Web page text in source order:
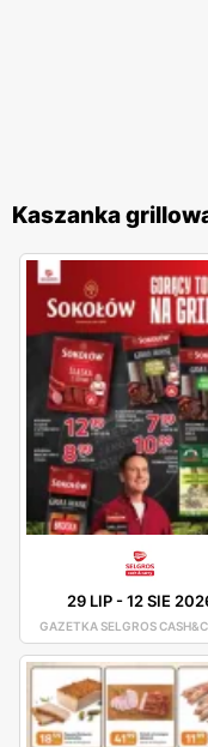
Kaszanka
29 LIP-12 SIE
GAZETKA SELGROS